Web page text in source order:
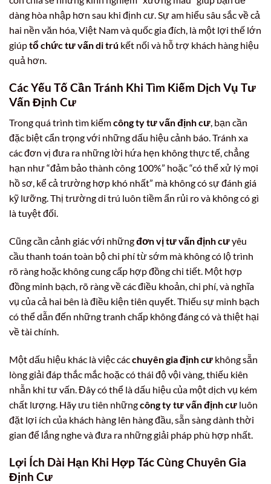
dàng hòa nhập hơn sau khi định cư. Sự am hiểu sâu sắc về cả
hai nền văn hóa, Việt Nam và quốc gia đích, là một lợi thế lớn
giúptổ chức tư vấn di trú kết nối và hỗ trợ khách hàng hiệu
quả hơn.
Các Yếu Tố Cần Tránh Khi Tìm Kiếm Dịch Vụ Tư
Vấn Định Cư
Trong quá trình tìm kiếmcông ty tư vấn định cư, bạn cần
đặc biệt cẩn trọng với những dấu hiệu cảnh báo. Tránh xa
các đơn vị đưa ra những lời hứa hẹn không thực tế, chẳng
hạn như “đảm bảo thành công 100%” hoặc “có thể xử lý mọi
hồ sơ, kể cả trường hợp khó nhất” mà không có sự đánh giá
kỹ lưỡng. Thị trường di trú luôn tiềm ẩn rủi ro và không có gì
là tuyệt đối.
Cũng cần cảnh giác với nhữngđơn vị tư vấn định cưyêu
cầu thanh toán toàn bộ chi phí từ sớm mà không có lộ trình
rõ ràng hoặc không cung cấp hợp đồng chi tiết. Một hợp
đồng minh bạch, rõ ràng về các điều khoản, chi phí, và nghĩa
vụ của cả hai bên là điều kiện tiên quyết. Thiếu sự minh bạch
có thể dẫn đến những tranh chấp không đáng có và thiệt hại
về tài chính.
Một dấu hiệu khác là việc cácchuyên gia định cư không sẵn
lòng giải đáp thắc mắc hoặc có thái độ vội vàng, thiếu kiên
nhẫn khi tư vấn. Đây có thể là dấu hiệu của một dịch vụ kém
chất lượng. Hãy ưu tiên nhữngcông ty tư vấn định cư luôn
đặt lợi ích của khách hàng lên hàng đầu, sẵn sàng dành thời
gian để lắng nghe và đưa ra những giải pháp phù hợp nhất.
Lợi Ích Dài Hạn Khi Hợp Tác CùngChuyên Gia
Định Cư